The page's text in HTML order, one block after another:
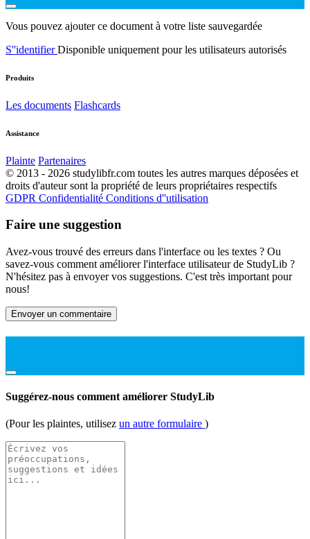
Vous pouvez ajouter ce document à votre liste sauvegardée
S''identifierDisponible uniquement pour les utilisateurs autorisés
Produits
Les documents Flashcards
Assistance
Plainte Partenaires
© 2013 - 2026 studylibfr.com toutes les autres marques déposées et
droits d'auteur sont la propriété de leurs propriétaires respectifs
GDPR Confidentialité Conditions d''utilisation
Faire une suggestion
Avez-vous trouvé des erreurs dans l'interface ou les textes ? Ou
savez-vous comment améliorer l'interface utilisateur de StudyLib ?
N'hésitez pas à envoyer vos suggestions. C'est très important pour
nous!
Envoyer un commentaire
Suggérez-nous comment améliorer StudyLib
(Pour les plaintes, utilisez un autre formulaire )